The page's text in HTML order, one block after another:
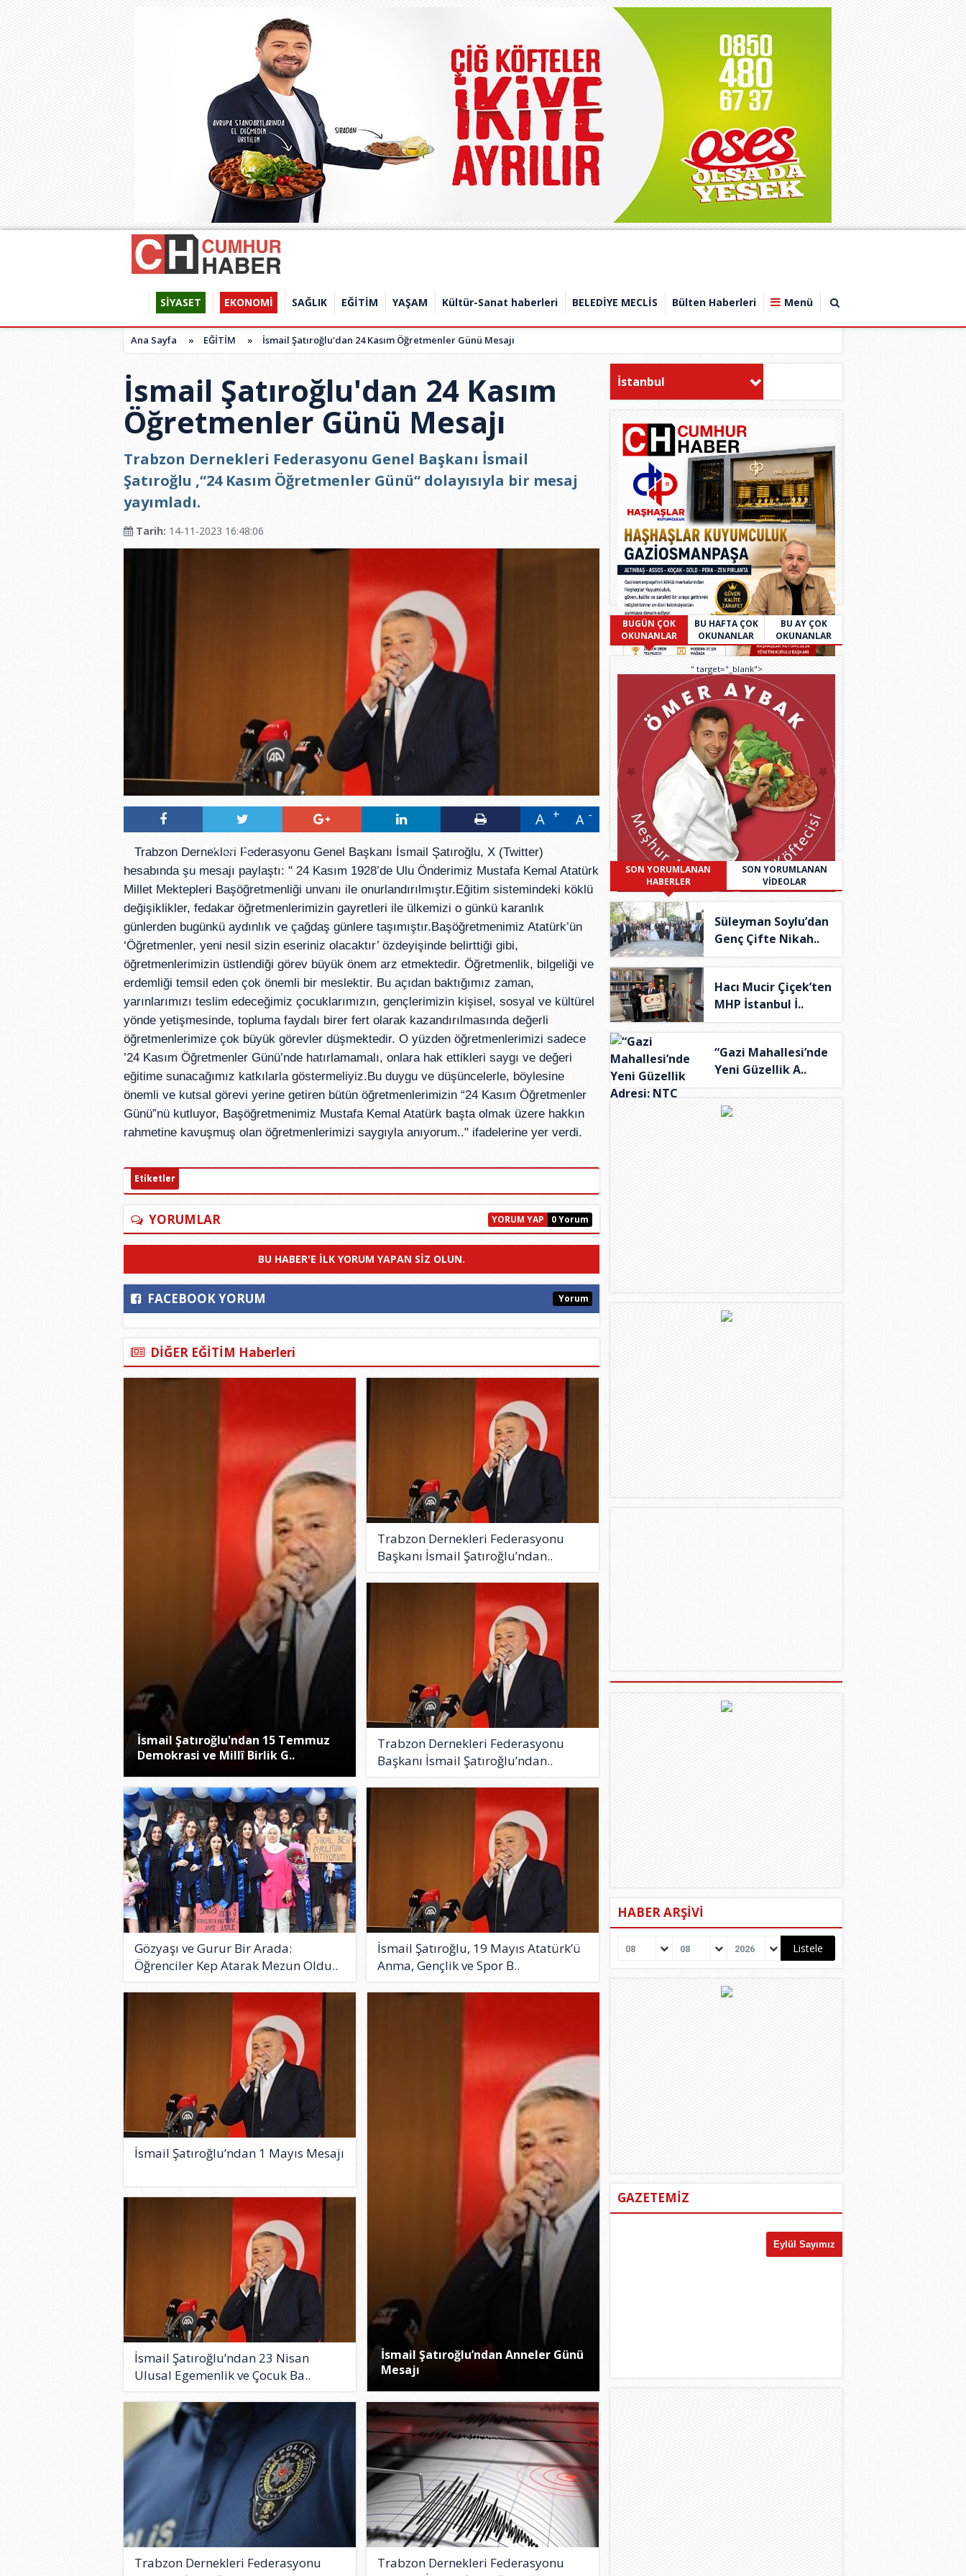
SİYASET EKONOMİ SAĞLIK EĞİTİM YAŞAM Kültür-Sanat haberleri BELEDİYE MECLİS Bülten Haberleri Menü
Ana Sayfa » EĞİTİM » İsmail Şatıroğlu'dan 24 Kasım Öğretmenler Günü Mesajı
İsmail Şatıroğlu'dan 24 Kasım
Öğretmenler Günü Mesajı
Trabzon Dernekleri Federasyonu Genel Başkanı İsmail
Şatıroğlu ,“24 Kasım Öğretmenler Günü“ dolayısıyla bir mesaj
yayımladı.
Tarih: 14-11-2023 16:48:06
Tweetle
A A
Trabzon Dernekleri Federasyonu Genel Başkanı İsmail Şatıroğlu, X (Twitter)
hesabında şu mesajı paylaştı: '' 24 Kasım 1928’de Ulu Önderimiz Mustafa Kemal Atatürk
Millet Mektepleri Başöğretmenliği unvanı ile onurlandırılmıştır.Eğitim sistemindeki köklü
değişiklikler, fedakar öğretmenlerimizin gayretleri ile ülkemizi o günkü karanlık
günlerden bugünkü aydınlık ve çağdaş günlere taşımıştır.Başöğretmenimiz Atatürk’ün
‘Öğretmenler, yeni nesil sizin eseriniz olacaktır’ özdeyişinde belirttiği gibi,
öğretmenlerimizin üstlendiği görev büyük önem arz etmektedir. Öğretmenlik, bilgeliği ve
erdemliği temsil eden çok önemli bir meslektir. Bu açıdan baktığımız zaman,
yarınlarımızı teslim edeceğimiz çocuklarımızın, gençlerimizin kişisel, sosyal ve kültürel
yönde yetişmesinde, topluma faydalı birer fert olarak kazandırılmasında değerli
öğretmenlerimize çok büyük görevler düşmektedir. O yüzden öğretmenlerimizi sadece
’24 Kasım Öğretmenler Günü’nde hatırlamamalı, onlara hak ettikleri saygı ve değeri
eğitime sunacağımız katkılarla göstermeliyiz.Bu duygu ve düşüncelerle, böylesine
önemli ve kutsal görevi yerine getiren bütün öğretmenlerimizin “24 Kasım Öğretmenler
Günü”nü kutluyor, Başöğretmenimiz Mustafa Kemal Atatürk başta olmak üzere hakkın
rahmetine kavuşmuş olan öğretmenlerimizi saygıyla anıyorum.." ifadelerine yer verdi.
Etiketler
YORUMLAR 0 Yorum
YORUM YAP
BU HABER'E ILK YORUM YAPAN SIZ OLUN.
FACEBOOK YORUM Yorum
DİĞER EĞİTİM Haberleri
İsmail Şatıroğlu'ndan 15 Temmuz
Demokrasi ve Millî Birlik G..
Trabzon Dernekleri Federasyonu
Başkanı İsmail Şatıroğlu’ndan..
Trabzon Dernekleri Federasyonu
Başkanı İsmail Şatıroğlu’ndan..
Gözyaşı ve Gurur Bir Arada:
Öğrenciler Kep Atarak Mezun Oldu..
İsmail Şatıroğlu, 19 Mayıs Atatürk’ü
Anma, Gençlik ve Spor B..
İsmail Şatıroğlu’ndan Anneler Günü
Mesajı
İsmail Şatıroğlu’ndan 1 Mayıs Mesajı
İsmail Şatıroğlu’ndan 23 Nisan
Ulusal Egemenlik ve Çocuk Ba..
Trabzon Dernekleri Federasyonu
Trabzon Dernekleri Federasyonu
İstanbul
BUGÜN ÇOK
OKUNANLAR
BU HAFTA ÇOK
OKUNANLAR
BU AY ÇOK
OKUNANLAR
" target="_blank">
SON YORUMLANAN
HABERLER
SON YORUMLANAN
VİDEOLAR
Süleyman Soylu’dan
Genç Çifte Nikah..
Hacı Mucir Çiçek’ten
MHP İstanbul İ..
“Gazi Mahallesi’nde
Yeni Güzellik A..
HABER ARŞİVİ
08 08 2026
GAZETEMİZ